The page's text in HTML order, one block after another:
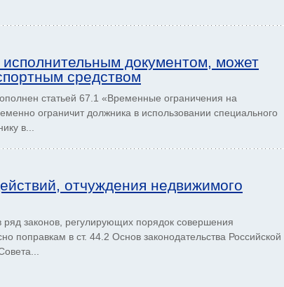
документом, может
средством
ста­тьей 67.1 «Временные ограничения на
ограничит должника в использовании специального
в...
отчуждения недвижимого
за­конов, регулирующих порядок совершения
поправкам в ст. 44.2 Основ законодательства Российской